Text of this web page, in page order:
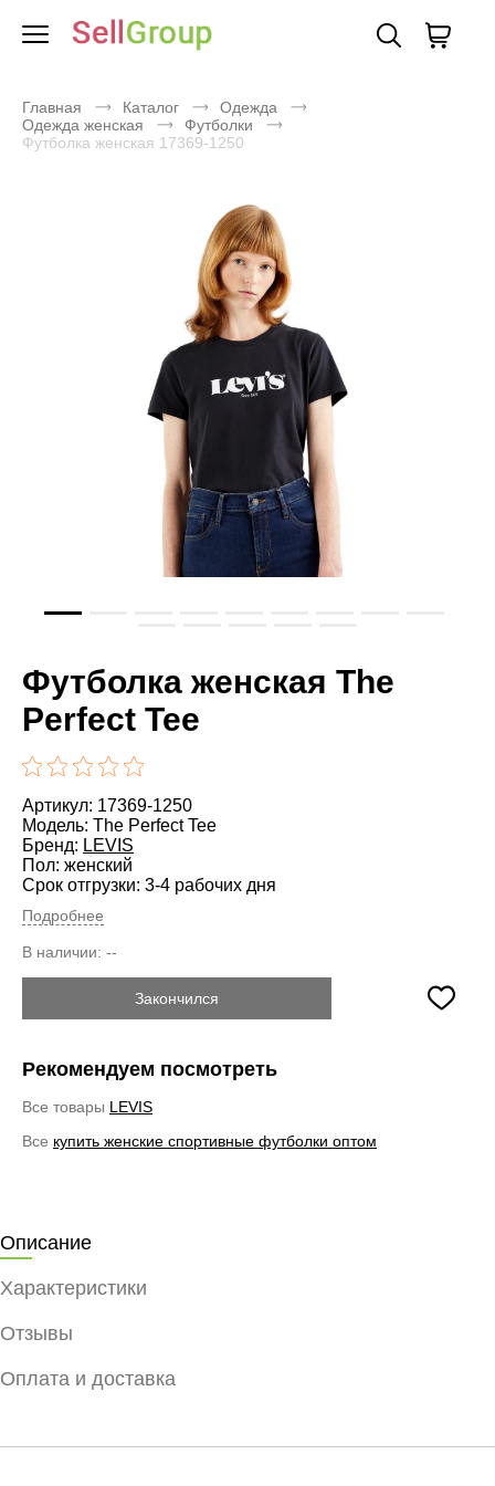
Главная Каталог
Одежда
Одежда женская
Футболки
Футболка женская 17369-1250
Футболка женская The
Perfect Tee
Артикул: 17369-1250
Модель: The Perfect Tee
Бренд: LEVIS
Пол: женский
Срок отгрузки: 3-4 рабочих дня
Подробнее
В наличии: --
Закончился
Рекомендуем посмотреть
Все товары LEVIS
Все купить женские спортивные футболки оптом
Описание
Характеристики
Отзывы
Оплата и доставка